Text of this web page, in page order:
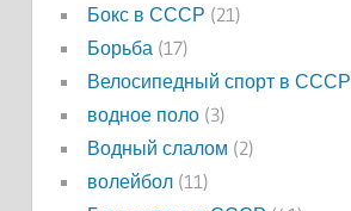
Бокс в СССР (21)
Борьба (17)
Велосипедный спорт в СССР
водное поло(3)
Водный слалом (2)
волейбол(11)